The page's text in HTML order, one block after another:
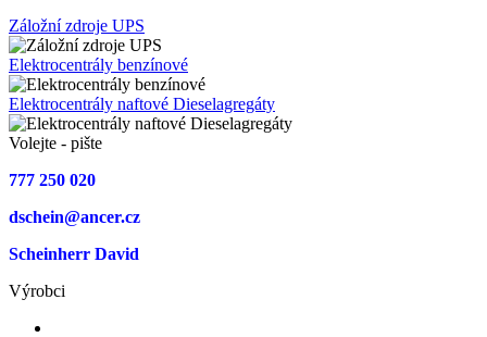
Záložní zdroje UPS
Elektrocentrály benzínové
Elektrocentrály naftové Dieselagregáty
Volejte - pište
777 250 020
dschein@ancer.cz
Scheinherr David
Výrobci